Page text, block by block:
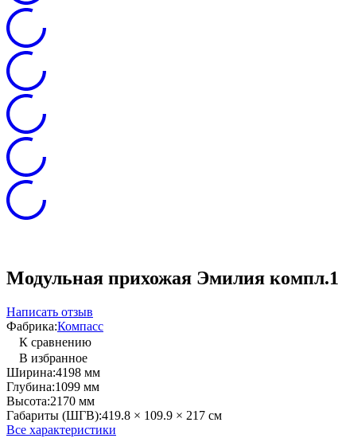
Модульная прихожая Эмилия компл.1
Написать отзыв
Фабрика:Компасс
К сравнению
В избранное
Ширина:4198 мм
Глубина:1099 мм
Высота:2170 мм
Габариты (ШГВ):419.8 × 109.9 × 217 см
Все характеристики